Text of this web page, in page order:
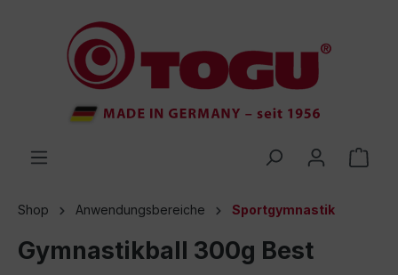
springen
Shop Anwendungsbereiche Sportgymnastik
Gymnastikball 300g Best